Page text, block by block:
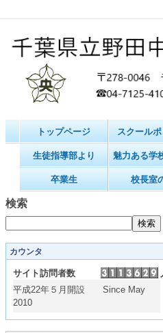
トップページ スクール
生徒指導部より 魅力ある学
卒業生 校長室
検索
カウンタ
サイト訪問者数
平成22年５月開設 Since May
2010